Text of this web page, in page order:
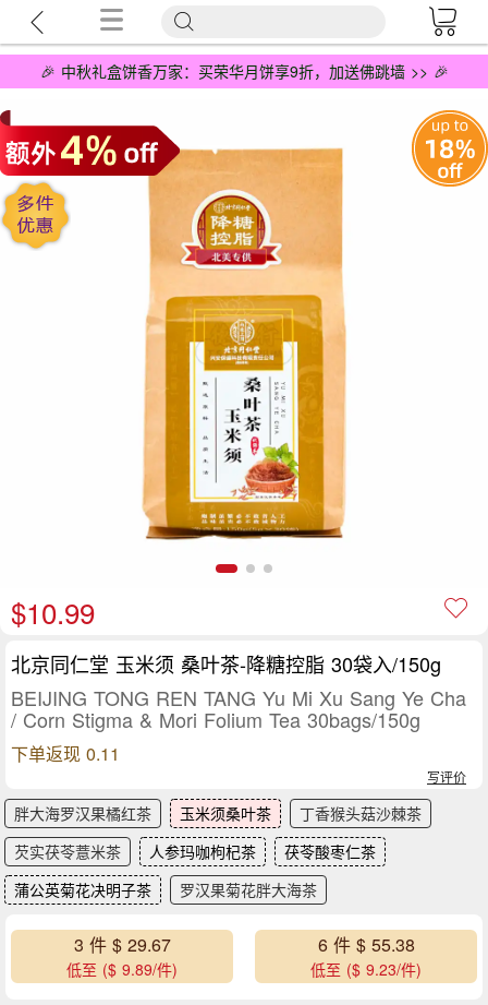
🎉 中秋礼盒饼香万家：买荣华月饼享9折，加送佛跳墙 >> 🎉
$10.99
北京同仁堂 玉米须 桑叶茶-降糖控脂 30袋入/150g
BEIJING TONG REN TANG Yu Mi Xu Sang Ye Cha
/ Corn Stigma & Mori Folium Tea 30bags/150g
下单返现 0.11
写评价
胖大海罗汉果橘红茶 玉米须桑叶茶
丁香猴头菇沙棘茶
芡实茯苓薏米茶
人参玛咖枸杞茶
茯苓酸枣仁茶
蒲公英菊花决明子茶
罗汉果菊花胖大海茶
3 件 $ 29.67
低至 ($ 9.89/件)
6 件 $ 55.38
低至 ($ 9.23/件)